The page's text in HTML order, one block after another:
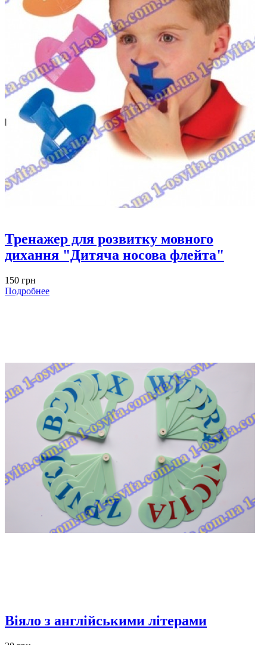
Тренажер для розвитку мовного
дихання "Дитяча носова флейта"
150 грн
Подробнее
Віяло з англійськими літерами